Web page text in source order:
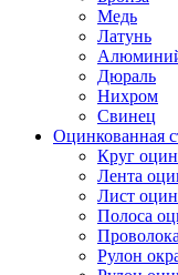
Медь
Латунь
Дюраль
Нихром
Свинец
Оцинкованная
Круг
Лента
Лист
Полоса
Рулон